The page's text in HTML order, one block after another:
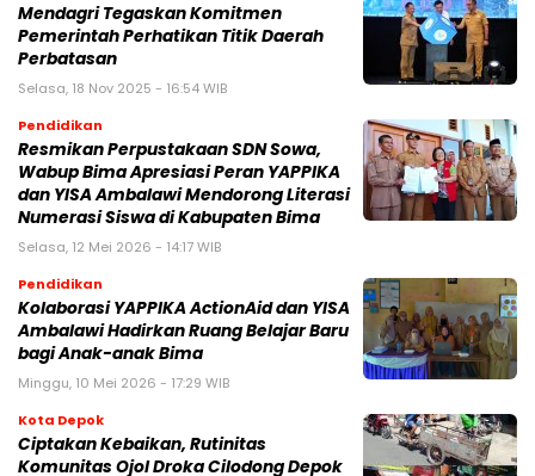
Mendagri Tegaskan Komitmen
Pemerintah Perhatikan Titik Daerah
Perbatasan
Selasa, 18 Nov 2025 - 16:54 WIB
Pendidikan
Resmikan Perpustakaan SDN Sowa,
Wabup Bima Apresiasi Peran YAPPIKA
dan YISA Ambalawi Mendorong Literasi
Numerasi Siswa di Kabupaten Bima
Selasa, 12 Mei 2026 - 14:17 WIB
Pendidikan
Kolaborasi YAPPIKA ActionAid dan YISA
Ambalawi Hadirkan Ruang Belajar Baru
bagi Anak-anak Bima
Minggu, 10 Mei 2026 - 17:29 WIB
Kota Depok
Ciptakan Kebaikan, Rutinitas
Komunitas Ojol Droka Cilodong Depok